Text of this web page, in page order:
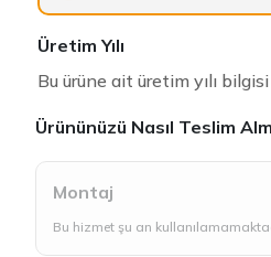
Üretim Yılı
Bu ürüne ait üretim yılı
Ürününüzü Nasıl Teslim
Montaj
Bu hizmet şu an